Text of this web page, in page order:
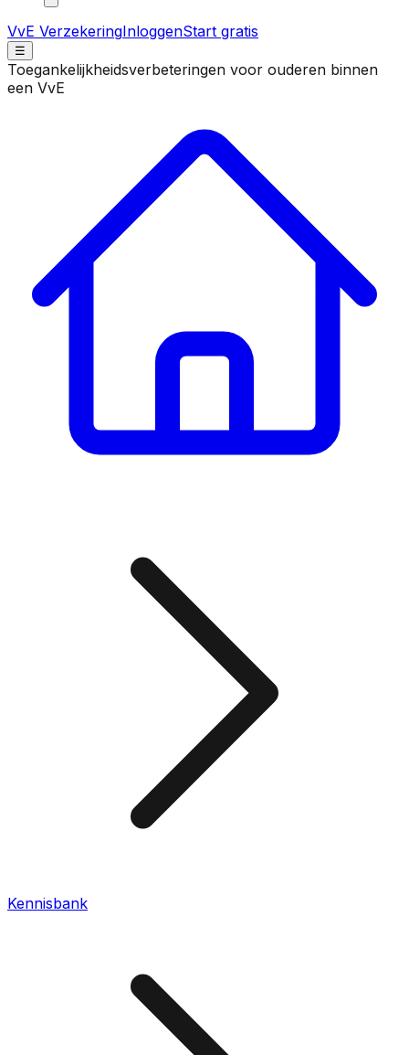
VvE VerzekeringInloggenStart gratis
☰
Toegankelijkheidsverbeteringen voor ouderen binnen
een VvE
Kennisbank